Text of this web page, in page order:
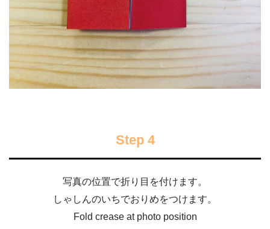
Step 4
写真の位置で折り目を付けます。
しゃしんのいちでおりめをつけます。
Fold crease at photo position